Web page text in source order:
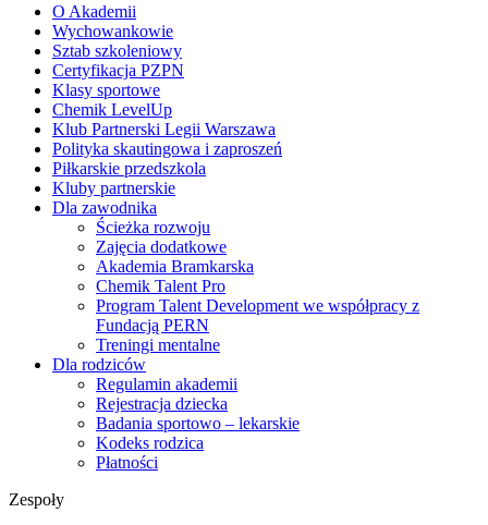
O Akademii
Wychowankowie
Sztab szkoleniowy
Certyfikacja PZPN
Klasy sportowe
Chemik LevelUp
Klub Partnerski Legii Warszawa
Polityka skautingowa i zaproszeń
Piłkarskie przedszkola
Kluby partnerskie
Dla zawodnika
Ścieżka rozwoju
Zajęcia dodatkowe
Akademia Bramkarska
Chemik Talent Pro
Program Talent Development we współpracy z
Fundacją PERN
Treningi mentalne
Dla rodziców
Regulamin akademii
Rejestracja dziecka
Badania sportowo – lekarskie
Kodeks rodzica
Płatności
Zespoły